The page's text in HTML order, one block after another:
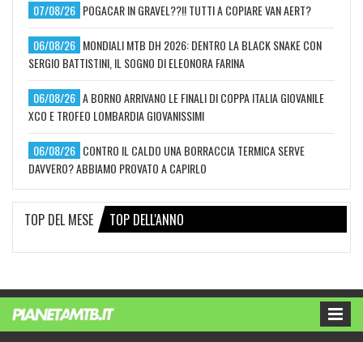
07/08/26 POGACAR IN GRAVEL??!! TUTTI A COPIARE VAN AERT?
06/08/26 MONDIALI MTB DH 2026: DENTRO LA BLACK SNAKE CON
SERGIO BATTISTINI, IL SOGNO DI ELEONORA FARINA
06/08/26 A BORNO ARRIVANO LE FINALI DI COPPA ITALIA GIOVANILE
XCO E TROFEO LOMBARDIA GIOVANISSIMI
06/08/26 CONTRO IL CALDO UNA BORRACCIA TERMICA SERVE
DAVVERO? ABBIAMO PROVATO A CAPIRLO
TOP DEL MESE TOP DELL'ANNO